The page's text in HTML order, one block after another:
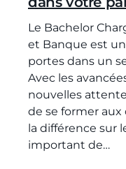
Le Bachelor
et Banque est
portes dans un
Avec les
nouvelles
de se former
la différence sur
important de…